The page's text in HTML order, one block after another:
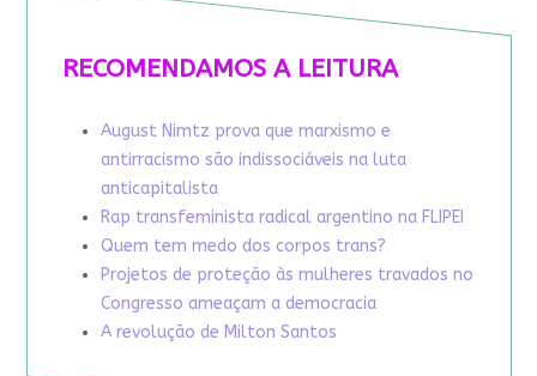
RECOMENDAMOS A LEITURA
August Nimtz prova que marxismo e
antirracismo são indissociáveis na luta
anticapitalista
Rap transfeminista radical argentino na FLIPEI
Quem tem medo dos corpos trans?
Projetos de proteção às mulheres travados no
Congresso ameaçam a democracia
A revolução de Milton Santos